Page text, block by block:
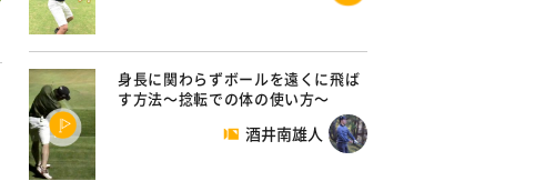
身長に関わらずボールを遠くに飛ば
す方法～捻転での体の使い方～
酒井南雄人